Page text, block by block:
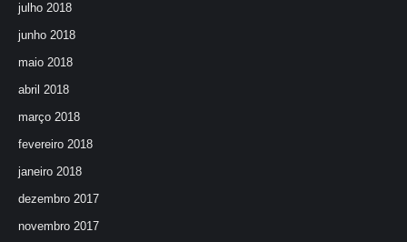
julho 2018
junho 2018
maio 2018
abril 2018
março 2018
fevereiro 2018
janeiro 2018
dezembro 2017
novembro 2017